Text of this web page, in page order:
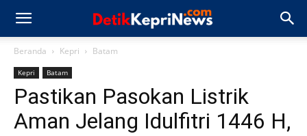
Beranda Kepri Batam
Kepri Batam
Pastikan Pasokan Listrik
Aman Jelang Idulfitri 1446 H,